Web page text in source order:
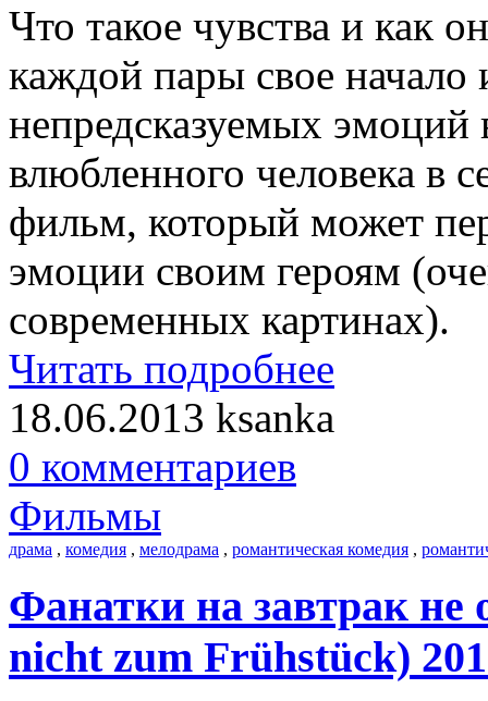
Что такое чувства и как
каждой пары свое
непредсказуемых эмоций
влюбленного человека в
фильм, который может
эмоции своим героям
современных картинах).
Читать подробнее
18.06.2013 ksanka
0 комментариев
Фильмы
драма , комедия , мелодрама , романтическая комедия ,
Фанатки на завтрак не
nicht zum Frühstück)